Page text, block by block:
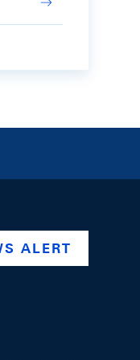
company/swiss-
ALERT